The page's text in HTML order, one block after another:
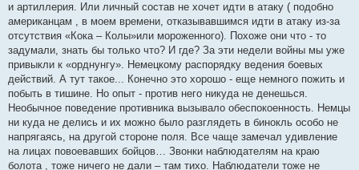
и артиллерия. Или личный состав не хочет идти в атаку ( подобно
американцам , в моем времени, отказывавшимся идти в атаку из-за
отсутствия «Кока – Колы»или мороженного). Похоже они что - то
задумали, знать бы только что? И где? За эти недели войны мы уже
привыкли к «орднунгу». Немецкому распорядку ведения боевых
действий. А тут такое... Конечно это хорошо - еще немного пожить и
побыть в тишине. Но опыт - против него никуда не денешься.
Необычное поведение противника вызывало обеспокоенность. Немцы
ни куда не делись и их можно было разглядеть в бинокль особо не
напрягаясь, на другой стороне поля. Все чаще замечал удивление
на лицах повоевавших бойцов… Звонки наблюдателям на краю
болота , тоже ничего не дали – там тихо. Наблюдатели тоже не